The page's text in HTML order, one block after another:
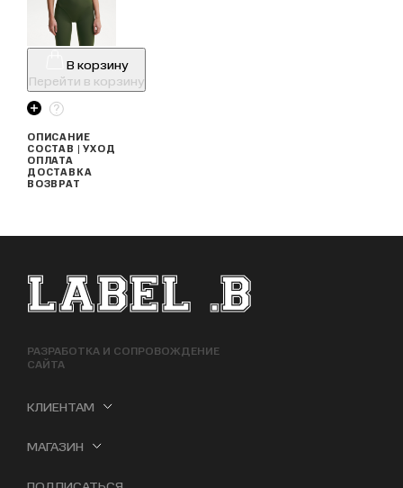
В корзину
Перейти в корзину
ОПИСАНИЕ
СОСТАВ | УХОД
ОПЛАТА
ДОСТАВКА
ВОЗВРАТ
ФУТЕР САЙТА
РАЗРАБОТКА И СОПРОВОЖДЕНИЕ
САЙТА
КЛИЕНТАМ
МАГАЗИН